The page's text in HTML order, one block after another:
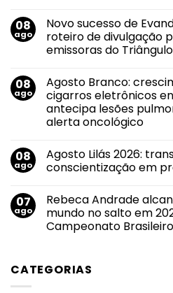
em
Taça
de
vinho
O
álcool
também
conversa
com
a
08
ago
Novo sucesso de
roteiro de divulgação
emissoras do
em
Novo
sucesso
de
Evandro
Jr.
em
roteiro
de
principais
emissoras
do
Triângulo
08
ago
Agosto Branco:
cigarros eletrônicos
antecipa lesões
alerta oncológico
em
Agosto
Branco:
uso
de
cigarros
eletrônicos
pulmonares
08
ago
Agosto Lilás 2026:
conscientização em
em
Agosto
Lilás
2026:
transformar
07
ago
Rebeca Andrade
mundo no salto em
Campeonato Brasileiro
Rebeca
Andrade
CATEGORIAS